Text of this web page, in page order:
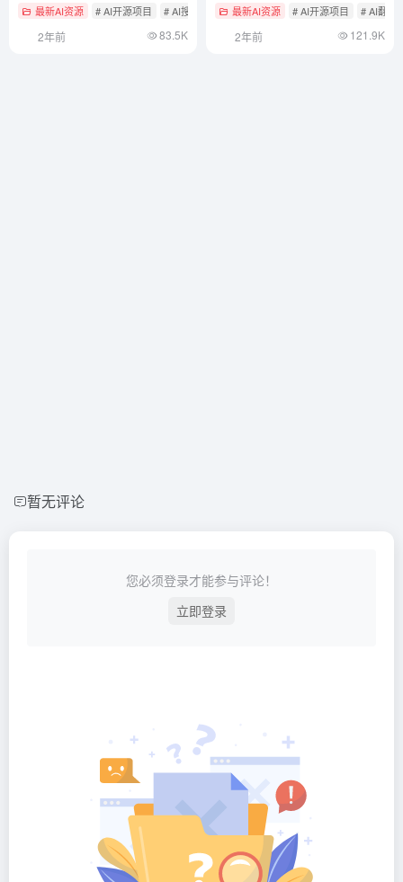
最新AI资源 # AI开源项目 # AI搜索工具
2年前 83.5K
最新AI资源 # AI开源项目 # AI翻译
2年前 121.9K
暂无评论
您必须登录才能参与评论！
立即登录